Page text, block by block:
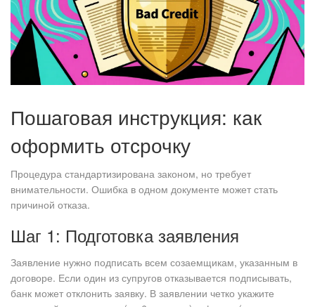
Пошаговая инструкция: как
оформить отсрочку
Процедура стандартизирована законом, но требует
внимательности. Ошибка в одном документе может стать
причиной отказа.
Шаг 1: Подготовка заявления
Заявление нужно подписать всем созаемщикам, указанным в
договоре. Если один из супругов отказывается подписывать,
банк может отклонить заявку. В заявлении четко укажите